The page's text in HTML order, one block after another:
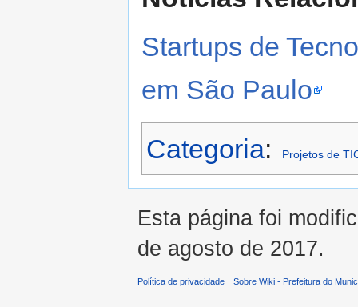
Startups de
em São Paulo
Categoria: Projetos de
Esta página foi
de agosto de 2017.
Política de privacidade Sobre Wiki - Prefeitura do